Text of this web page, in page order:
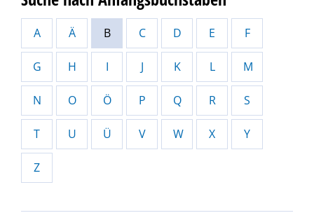
A Ä B C D E F
G H I J K L M
N O Ö P Q R S
T U Ü V W X Y
Z